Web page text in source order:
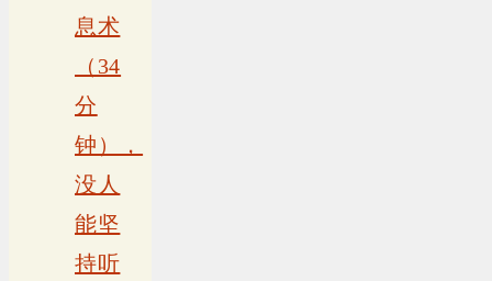
息术
（34
分
钟），
没人
能坚
持听